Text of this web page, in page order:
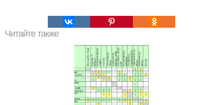
Читайте также